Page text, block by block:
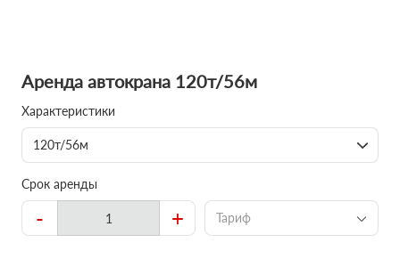
Аренда автокрана 120т/56м
Характеристики
120т/56м
Срок аренды
- + Тариф